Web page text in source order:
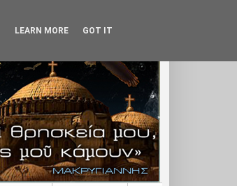
LEARN MORE GOT IT